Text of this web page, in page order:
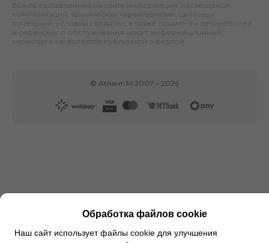
Вся представленная на сайте информация, касающаяся
комплектаций, технических характеристик, цветовых
сочетаний, условий гарантии, а также стоимости автомобилей
и сервисного обслуживания носит информационный
характер и не является публичной офертой.
© Атлант-М 2007 – 2026
Обработка файлов cookie
Наш сайт использует файлы cookie для улучшения